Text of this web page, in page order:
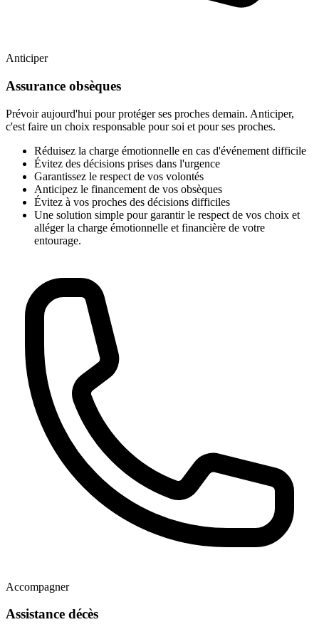
Anticiper
Assurance obsèques
Prévoir aujourd'hui pour protéger ses proches demain. Anticiper,
c'est faire un choix responsable pour soi et pour ses proches.
Réduisez la charge émotionnelle en cas d'événement difficile
Évitez des décisions prises dans l'urgence
Garantissez le respect de vos volontés
Anticipez le financement de vos obsèques
Évitez à vos proches des décisions difficiles
Une solution simple pour garantir le respect de vos choix et
alléger la charge émotionnelle et financière de votre
entourage.
Accompagner
Assistance décès